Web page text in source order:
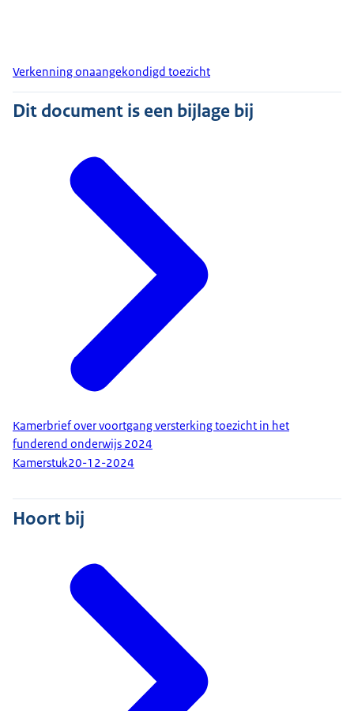
Verkenning onaangekondigd toezicht
Dit document is een bijlage bij
Kamerbrief over voortgang versterking toezicht in het
funderend onderwijs 2024
Kamerstuk20-12-2024
Hoort bij